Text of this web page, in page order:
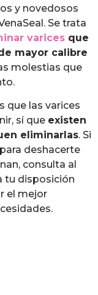
y novedosos
Se trata
varices que
mayor calibre
molestias que
que las varices
sí que existen
eliminarlas. Si
deshacerte
consulta al
tu disposición
el mejor